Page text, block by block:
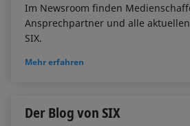
Im Newsroom finden
Ansprechpartner und alle
SIX.
Mehr erfahren
Der Blog von SIX